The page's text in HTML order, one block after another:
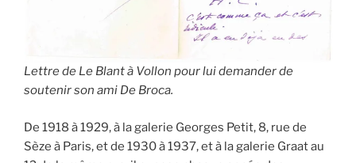
Lettre de Le Blant à Vollon pour lui demander de
soutenir son ami De Broca.
De 1918 à 1929, à la galerie Georges Petit, 8, rue de
Sèze à Paris, et de 1930 à 1937, et à la galerie Graat au